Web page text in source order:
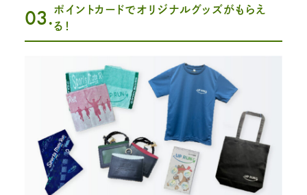
03.ポイントカードでオリジナルグッズがもらえ
る！